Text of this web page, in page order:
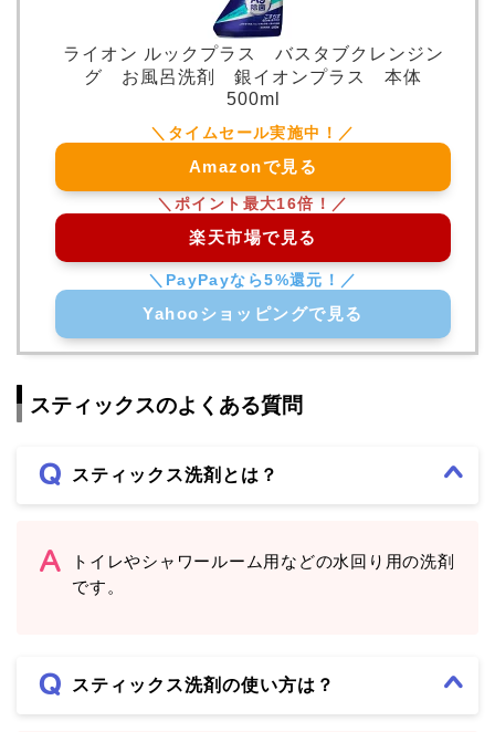
ライオン ルックプラス バスタブクレンジン
グ お風呂洗剤 銀イオンプラス 本体
500ml
Amazonで見る
楽天市場で見る
Yahooショッピングで見る
スティックスのよくある質問
スティックス洗剤とは？
トイレやシャワールーム用などの水回り用の洗剤
です。
スティックス洗剤の使い方は？